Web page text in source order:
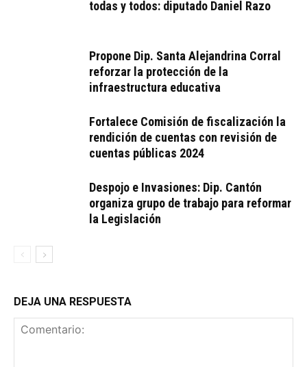
todas y todos: diputado Daniel Razo
Propone Dip. Santa Alejandrina Corral
reforzar la protección de la
infraestructura educativa
Fortalece Comisión de fiscalización la
rendición de cuentas con revisión de
cuentas públicas 2024
Despojo e Invasiones: Dip. Cantón
organiza grupo de trabajo para reformar
la Legislación
DEJA UNA RESPUESTA